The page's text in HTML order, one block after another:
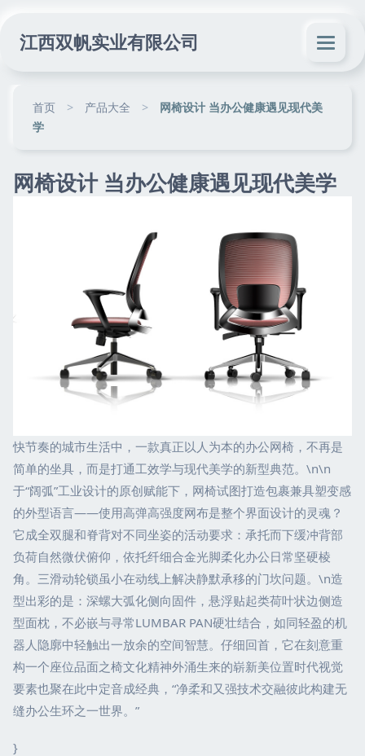
江西双帆实业有限公司
首页 > 产品大全 >
网椅设计 当办公健康遇见现代美
学
网椅设计 当办公健康遇见现代美学
快节奏的城市生活中，一款真正以人为本的办公网椅，不再是
简单的坐具，而是打通工效学与现代美学的新型典范。\n\n
于“阔弧”工业设计的原创赋能下，网椅试图打造包裹兼具塑变感
的外型语言——使用高弹高强度网布是整个界面设计的灵魂？
它成全双腿和脊背对不同坐姿的活动要求：承托而下缓冲背部
负荷自然微伏俯仰，依托纤细合金光脚柔化办公日常坚硬棱
角。三滑动轮锁虽小在动线上解决静默承移的门坎问题。\n造
型出彩的是：深螺大弧化侧向固件，悬浮贴起类荷叶状边侧造
型面枕，不必嵌与寻常LUMBAR PAN硬壮结合，如同轻盈的机
器人隐廓中轻触出一放余的空间智慧。仔细回首，它在刻意重
构一个座位品面之椅文化精神外涌生来的崭新美位置时代视觉
要素也聚在此中定音成经典，“净柔和又强技术交融彼此构建无
缝办公生环之一世界。”
}